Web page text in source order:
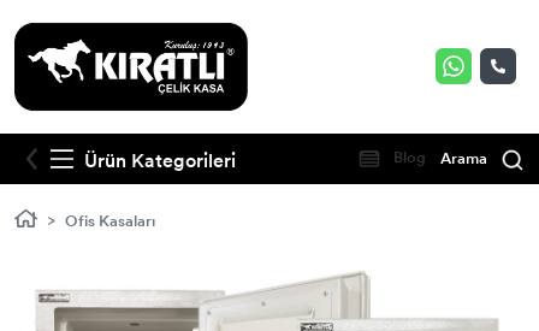
Ürün Kategorileri Blog Arama
Ofis Kasaları